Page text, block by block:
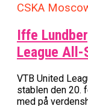
CSKA
Iffe
League
VTB United
stablen den 20.
med på